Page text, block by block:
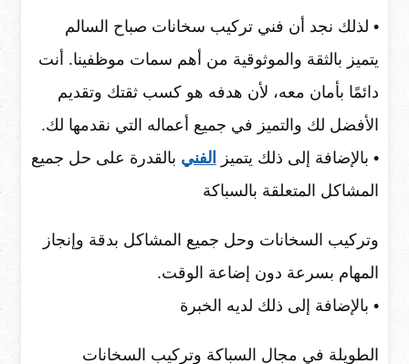
• لذلك نجد أن فني تركيب سخانات صباح السالم
يتميز بالثقة والموثوقية من أهم سمات موظفينا. أنت
دائمًا بأمان معه، لأن هدفه هو كسب ثقتك وتقديم
الأفضل لك والتميز في جميع أعماله التي نقدمها لك.
• بالإضافة إلى ذلك يتميز
الفني بالقدرة على حل جميع
المشاكل المتعلقة بالسباكة
وتركيب السخانات وحل جميع المشاكل بدقة وإنجاز
المهام بسرعة دون إضاعة الوقت.
• بالإضافة إلى ذلك لديه الخبرة
الطويلة في مجال السباكة وتركيب السخانات